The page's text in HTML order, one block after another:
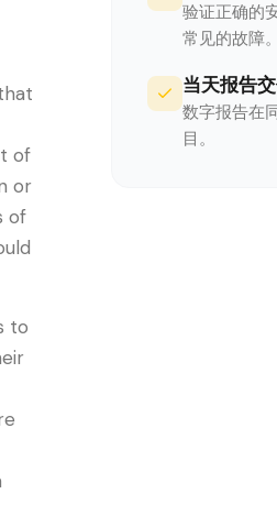
of
or
of
to
验证正确的
常见的故障。
当天报告
数字报告在
目。